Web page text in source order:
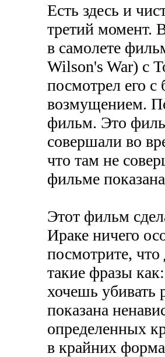
Есть здесь и
третий момент.
в самолете
Wilson's War) с
посмотрел его
возмущением.
фильм. Это
совершали во
что там не
фильме
Этот фильм
Ираке ничего
посмотрите,
такие фразы
хочешь убивать
показана
определенных
в крайних